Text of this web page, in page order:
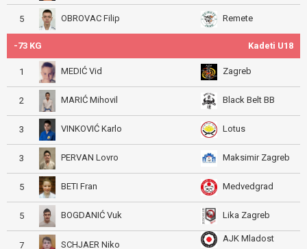
5 OBROVAC Filip Remete
-73 KG Kadeti U18
1 MEDIĆ Vid Zagreb
2 MARIĆ Mihovil Black Belt BB
3 VINKOVIĆ Karlo Lotus
3 PERVAN Lovro Maksimir Zagreb
5 BETI Fran Medvedgrad
5 BOGDANIĆ Vuk Lika Zagreb
7 SCHJAER Niko
AJK Mladost